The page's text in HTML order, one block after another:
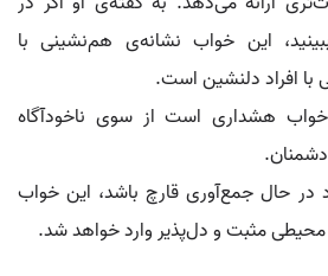
این خواب نشانه‌ی هم‌نشینی با
افراد دلنشین است.
هشداری است از سوی ناخودآگاه
دشمنان.
در حال جمع‌آوری قارچ باشد، این خواب
محیطی مثبت و دل‌پذیر وارد خواهد شد.